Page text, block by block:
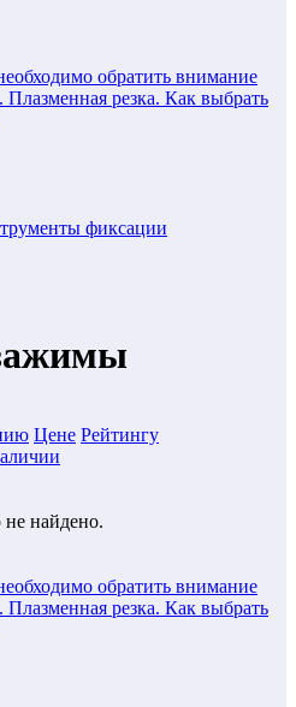
обратить внимание
Плазменная резка. Как выбрать
фиксации
Цене Рейтингу
найдено.
обратить внимание
Плазменная резка. Как выбрать